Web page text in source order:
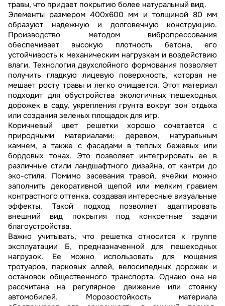
травы, что придает покрытию более натуральный вид.
Элементы размером 400х600 мм и толщиной 80 мм
образуют надежную и долговечную конструкцию.
Производство методом вибропрессования
обеспечивает высокую плотность бетона, его
устойчивость к механическим нагрузкам и воздействию
влаги. Технология двухслойного формования позволяет
получить гладкую лицевую поверхность, которая не
мешает росту травы и легко очищается. Этот материал
подходит для обустройства экологичных пешеходных
дорожек в саду, укрепления грунта вокруг зон отдыха
или создания зеленых площадок для игр.
Коричневый цвет решетки хорошо сочетается с
природными материалами: деревом, натуральным
камнем, а также с фасадами в теплых бежевых или
бордовых тонах. Это позволяет интегрировать ее в
различные стили ландшафтного дизайна, от кантри до
эко-стиля. Помимо засевания травой, ячейки можно
заполнить декоративной щепой или мелким гравием
контрастного оттенка, создавая интересные визуальные
эффекты. Такой подход позволяет адаптировать
внешний вид покрытия под конкретные задачи
благоустройства.
Важно учитывать, что решетка относится к группе
эксплуатации Б, предназначенной для пешеходных
нагрузок. Ее можно использовать для мощения
тротуаров, парковых аллей, велосипедных дорожек и
остановок общественного транспорта. Однако она не
рассчитана на регулярное движение или стоянку
автомобилей. Морозостойкость материала